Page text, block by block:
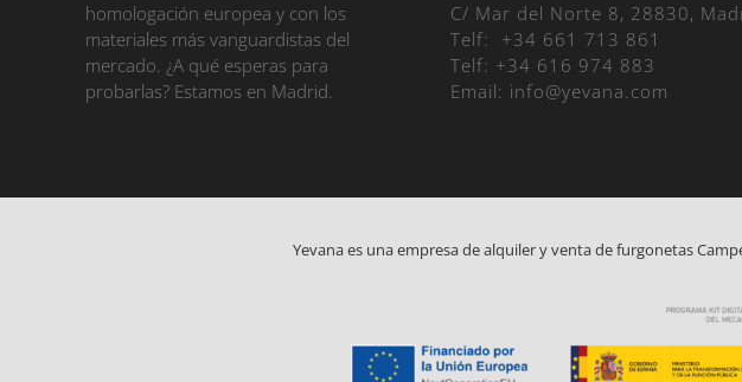
homologación europea y con los
materiales más vanguardistas del
mercado. ¿A qué esperas para
probarlas? Estamos en Madrid.
C/ Mar del Norte 8, 28830,
Telf: +34 661 713 861
Telf: +34 616 974 883
Email: info@yevana.com
Yevana es una empresa de alquiler y venta de furgonetas